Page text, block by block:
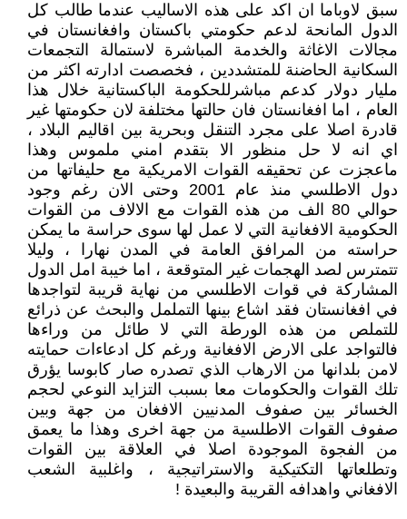
سبق لاوباما ان اكد على هذه الاساليب عندما طالب كل
الدول المانحة لدعم حكومتي باكستان وافغانستان في
مجالات الاغاثة والخدمة المباشرة لاستمالة التجمعات
السكانية الحاضنة للمتشددين ، فخصصت ادارته اكثر من
مليار دولار كدعم مباشرللحكومة الباكستانية خلال هذا
العام ، اما افغانستان فان حالتها مختلفة لان حكومتها غير
قادرة اصلا على مجرد التنقل وبحرية بين اقاليم البلاد ،
اي انه لا حل منظور الا بتقدم امني ملموس وهذا
ماعجزت عن تحقيقه القوات الامريكية مع حليفاتها من
دول الاطلسي منذ عام 2001 وحتى الان رغم وجود
حوالي 80 الف من هذه القوات مع الالاف من القوات
الحكومية الافغانية التي لا عمل لها سوى حراسة ما يمكن
حراسته من المرافق العامة في المدن نهارا ، وليلا
تتمترس لصد الهجمات غير المتوقعة ، اما خيبة امل الدول
المشاركة في قوات الاطلسي من نهاية قريبة لتواجدها
في افغانستان فقد اشاع بينها التململ والبحث عن ذرائع
للتملص من هذه الورطة التي لا طائل من وراءها
فالتواجد على الارض الافغانية ورغم كل ادعاءات حمايته
لامن بلدانها من الارهاب الذي تصدره صار كابوسا يؤرق
تلك القوات والحكومات معا بسبب التزايد النوعي لحجم
الخسائر بين صفوف المدنيين الافغان من جهة وبين
صفوف القوات الاطلسية من جهة اخرى وهذا ما يعمق
من الفجوة الموجودة اصلا في العلاقة بين القوات
وتطلعاتها التكتيكية والاستراتيجية ، واغلبية الشعب
الافغاني واهدافه القريبة والبعيدة !